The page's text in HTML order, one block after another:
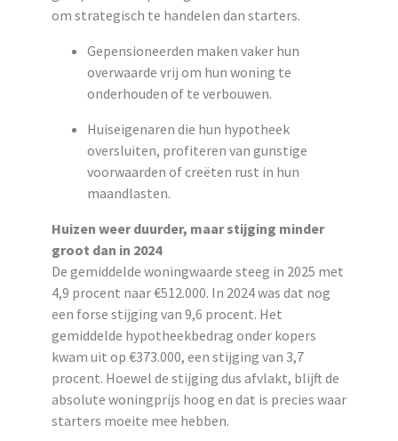
om strategisch te handelen dan starters.
Gepensioneerden maken vaker hun
overwaarde vrij om hun woning te
onderhouden of te verbouwen.
Huiseigenaren die hun hypotheek
oversluiten, profiteren van gunstige
voorwaarden of creëten rust in hun
maandlasten.
Huizen weer duurder, maar stijging minder
groot dan in 2024
De gemiddelde woningwaarde steeg in 2025 met
4,9 procent naar €512.000. In 2024 was dat nog
een forse stijging van 9,6 procent. Het
gemiddelde hypotheekbedrag onder kopers
kwam uit op €373.000, een stijging van 3,7
procent. Hoewel de stijging dus afvlakt, blijft de
absolute woningprijs hoog en dat is precies waar
starters moeite mee hebben.